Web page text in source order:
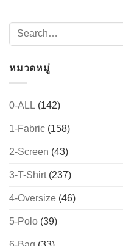
หมวดหมู่
0-ALL (142)
1-Fabric (158)
2-Screen (43)
3-T-Shirt(237)
4-Oversize (46)
5-Polo (39)